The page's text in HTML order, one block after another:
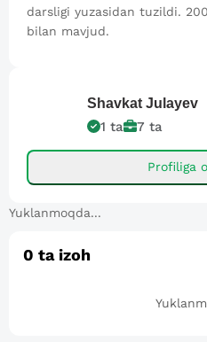
darsligi yuzasidan tuzildi.
bilan mavjud.
Shavkat Julayev
1 ta 7 ta
Profiliga
Yuklanmoqda...
0 ta izoh